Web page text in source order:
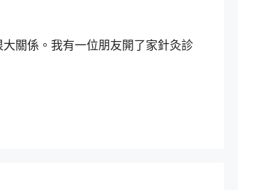
關係。我有一位朋友開了家針灸診